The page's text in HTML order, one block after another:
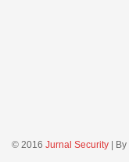
© 2016 Jurnal Security | By